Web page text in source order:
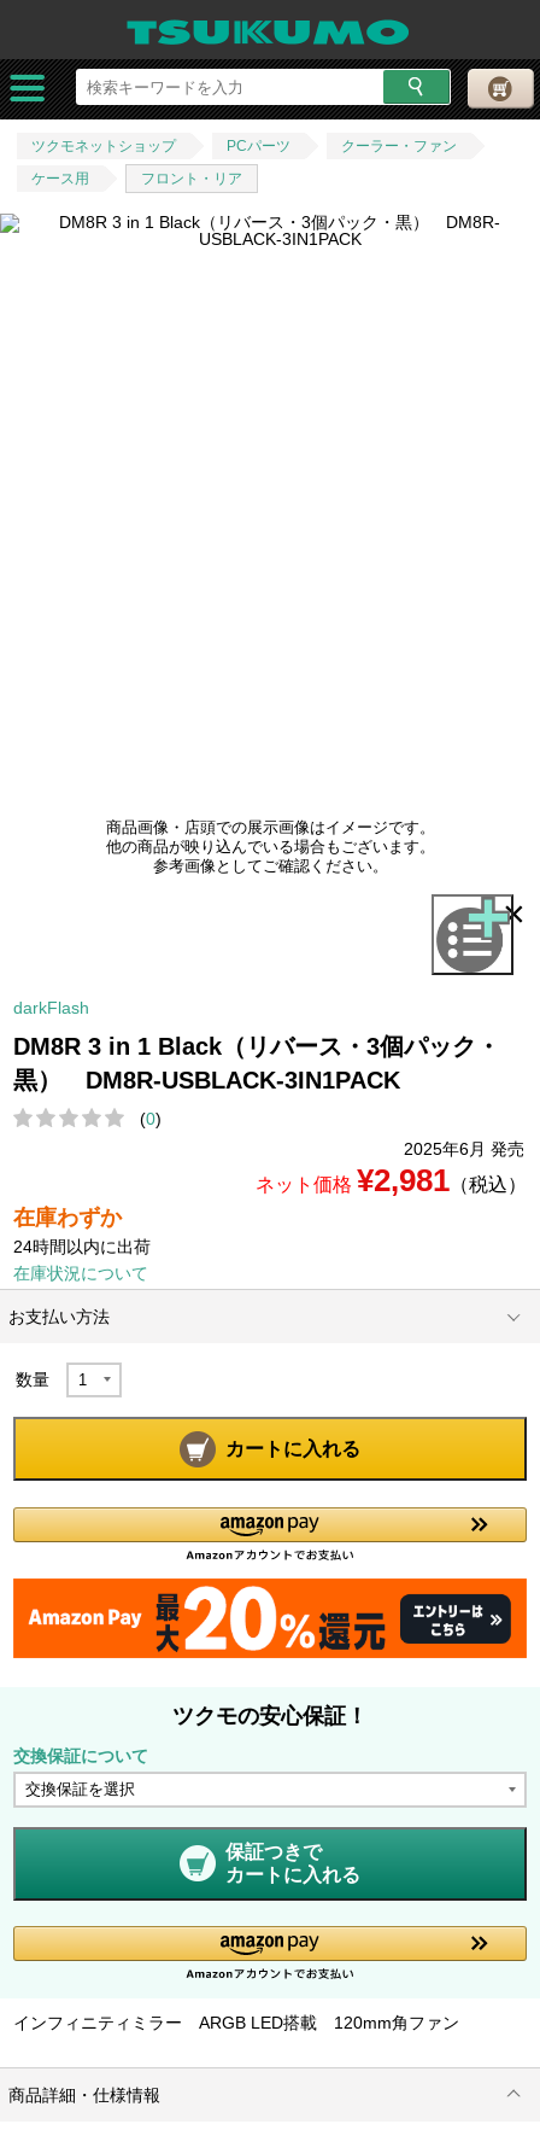
ツクモネットショップ PCパーツ
クーラー・ファン
ケース用
フロント・リア
商品画像・店頭での展示画像はイメージです。
他の商品が映り込んでいる場合もございます。
参考画像としてご確認ください。
×
darkFlash
DM8R 3 in 1 Black（リバース・3個パック・
黒） DM8R-USBLACK-3IN1PACK
(0)
2025年6月 発売
ネット価格 ¥2,981（税込）
在庫わずか
24時間以内に出荷
在庫状況について
お支払い方法
数量
カートに入れる
ツクモの安心保証！
交換保証について
保証つきで
カートに入れる
インフィニティミラー ARGB LED搭載 120mm角ファン
商品詳細・仕様情報